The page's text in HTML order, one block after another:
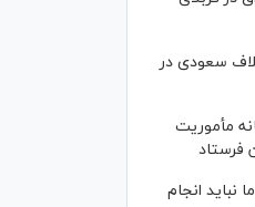
سعودی در
مأموریت
فرستاد
نباید انجام